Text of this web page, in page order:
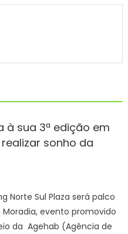
à sua 3ª edição em
sonho da
Norte Sul Plaza será palco
evento promovido
da Agehab (Agência de